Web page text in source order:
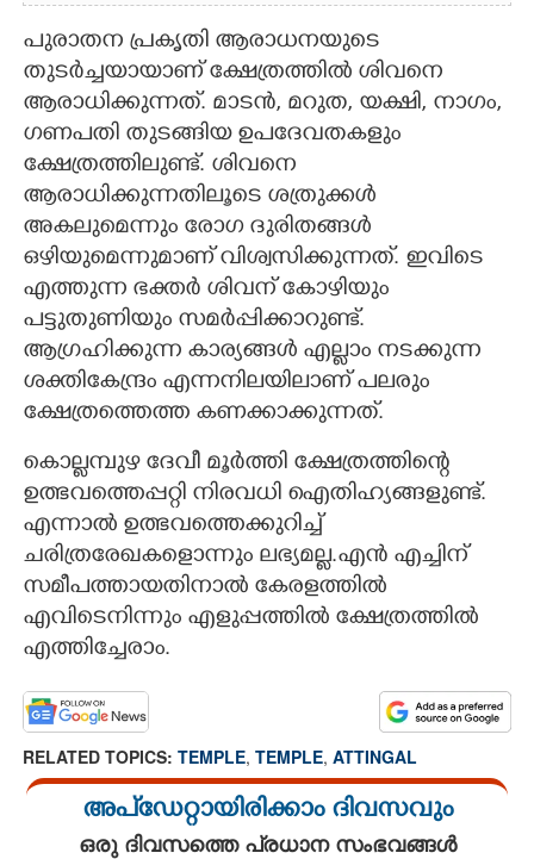
പുരാതന പ്രകൃതി ആരാധനയുടെ
തുടർച്ചയായാണ് ക്ഷേത്രത്തിൽ ശിവനെ
ആരാധിക്കുന്നത്. മാ‌ടൻ, മറുത, യക്ഷി, നാഗം,
ഗണപതി തുടങ്ങിയ ഉപദേവതകളും
ക്ഷേത്രത്തിലുണ്ട്. ശിവനെ
ആരാധിക്കുന്നതിലൂടെ ശത്രുക്കൾ
അകലുമെന്നും രോഗ ദുരിതങ്ങൾ
ഒഴിയുമെന്നുമാണ് വിശ്വസിക്കുന്നത്. ഇവിടെ
എത്തുന്ന ഭക്തർ ശിവന് കോഴിയും
പട്ടുതുണിയും സമർപ്പിക്കാറുണ്ട്.
ആഗ്രഹിക്കുന്ന കാര്യങ്ങൾ എല്ലാം നടക്കുന്ന
ശക്തികേന്ദ്രം എന്നനിലയിലാണ് പലരും
ക്ഷേത്രത്തെത്ത കണക്കാക്കുന്നത്.
കൊല്ലമ്പുഴ ദേവീ മൂർത്തി ക്ഷേത്രത്തിന്റെ
ഉത്ഭവത്തെപ്പറ്റി നിരവധി ഐതിഹ്യങ്ങളുണ്ട്.
എന്നാൽ ഉത്ഭവത്തെക്കുറിച്ച്
ചരിത്രരേഖകളൊന്നും ലഭ്യമല്ല.എൻ എച്ചിന്
സമീപത്തായതിനാൽ കേരളത്തിൽ
എവിടെനിന്നും എളുപ്പത്തിൽ ക്ഷേത്രത്തിൽ
എത്തിച്ചേരാം.
RELATED TOPICS: TEMPLE, TEMPLE, ATTINGAL
അപ്ഡേറ്റായിരിക്കാം ദിവസവും
ഒരു ദിവസത്തെ പ്രധാന സംഭവങ്ങൾ